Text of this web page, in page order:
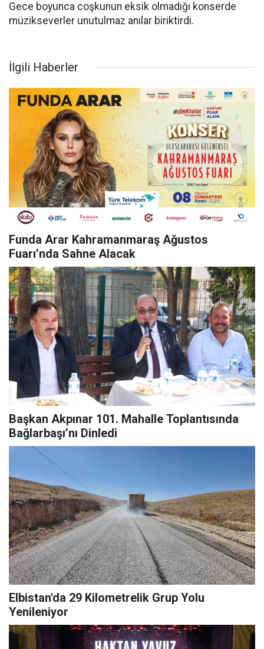
Gece boyunca coşkunun eksik olmadığı konserde
müzikseverler unutulmaz anılar biriktirdi.
İlgili Haberler
Funda Arar Kahramanmaraş Ağustos
Fuarı’nda Sahne Alacak
Başkan Akpınar 101. Mahalle Toplantısında
Bağlarbaşı’nı Dinledi
Elbistan'da 29 Kilometrelik Grup Yolu
Yenileniyor